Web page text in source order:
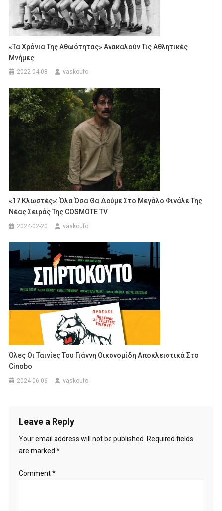
«Τα Χρόνια Της Αθωότητας» Ανακαλούν Τις Αθλητικές
Μνήμες
2022-04-08 vaskoufo
«17 Κλωστές»: Όλα Όσα Θα Δούμε Στο Μεγάλο Φινάλε Της
Νέας Σειράς Της COSMOTE TV
2024-02-20 vaskoufo
Όλες Οι Ταινίες Του Γιάννη Οικονομίδη Αποκλειστικά Στο
Cinobo
2024-06-06 vaskoufo
Leave a Reply
Your email address will not be published.
Required fields
are marked *
Comment*